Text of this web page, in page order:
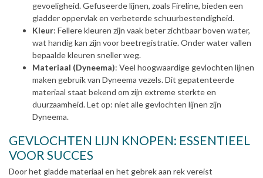
gevoeligheid. Gefuseerde lijnen, zoals Fireline, bieden een
gladder oppervlak en verbeterde schuurbestendigheid.
Kleur: Fellere kleuren zijn vaak beter zichtbaar boven water,
wat handig kan zijn voor beetregistratie. Onder water vallen
bepaalde kleuren sneller weg.
Materiaal (Dyneema): Veel hoogwaardige gevlochten lijnen
maken gebruik van Dyneema vezels. Dit gepatenteerde
materiaal staat bekend om zijn extreme sterkte en
duurzaamheid. Let op: niet alle gevlochten lijnen zijn
Dyneema.
GEVLOCHTEN LIJN KNOPEN: ESSENTIEEL
VOOR SUCCES
Door het gladde materiaal en het gebrek aan rek vereist